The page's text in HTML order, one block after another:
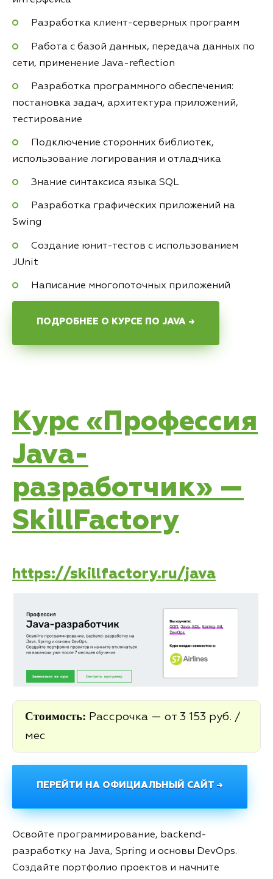
Разработка клиент-серверных программ
Работа с базой данных, передача данных по
сети, применение Java-reflection
Разработка программного обеспечения:
постановка задач, архитектура приложений,
тестирование
Подключение сторонних библиотек,
использование логирования и отладчика
Знание синтаксиса языка SQL
Разработка графических приложений на
Swing
Создание юнит-тестов с использованием
JUnit
Написание многопоточных приложений
ПОДРОБНЕЕ О КУРСЕ ПО JAVA →
Курс «Профессия
Java-
разработчик» —
SkillFactory
https://skillfactory.ru/java
Стоимость: Рассрочка — от 3 153 руб. /
мес
ПЕРЕЙТИ НА ОФИЦИАЛЬНЫЙ САЙТ →
Освойте программирование, backend-
разработку на Java, Spring и основы DevOps.
Создайте портфолио проектов и начните